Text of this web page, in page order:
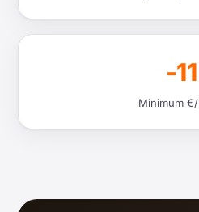
-11
Minimum